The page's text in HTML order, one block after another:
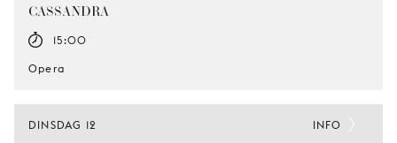
CASSANDRA
15:00
Opera
DINSDAG 12 INFO